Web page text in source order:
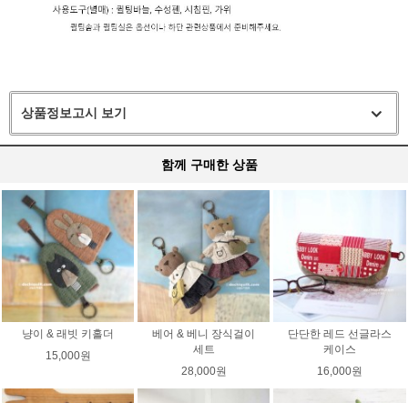
상품정보고시 보기
함께 구매한 상품
냥이 & 래빗 키홀더
15,000원
베어 & 베니 장식걸이
세트
28,000원
단단한 레드 선글라스
케이스
16,000원